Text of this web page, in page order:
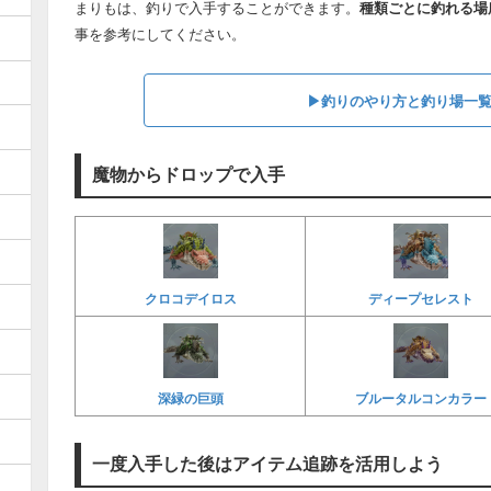
まりもは、釣りで入手することができます。 種類ごとに釣れる
事を参考にしてください。
▶︎釣りのやり方と釣り場一
魔物からドロップで入手
クロコデイロス ディープセレスト
深緑の巨頭 ブルータルコンカラー
一度入手した後はアイテム追跡を活用しよう